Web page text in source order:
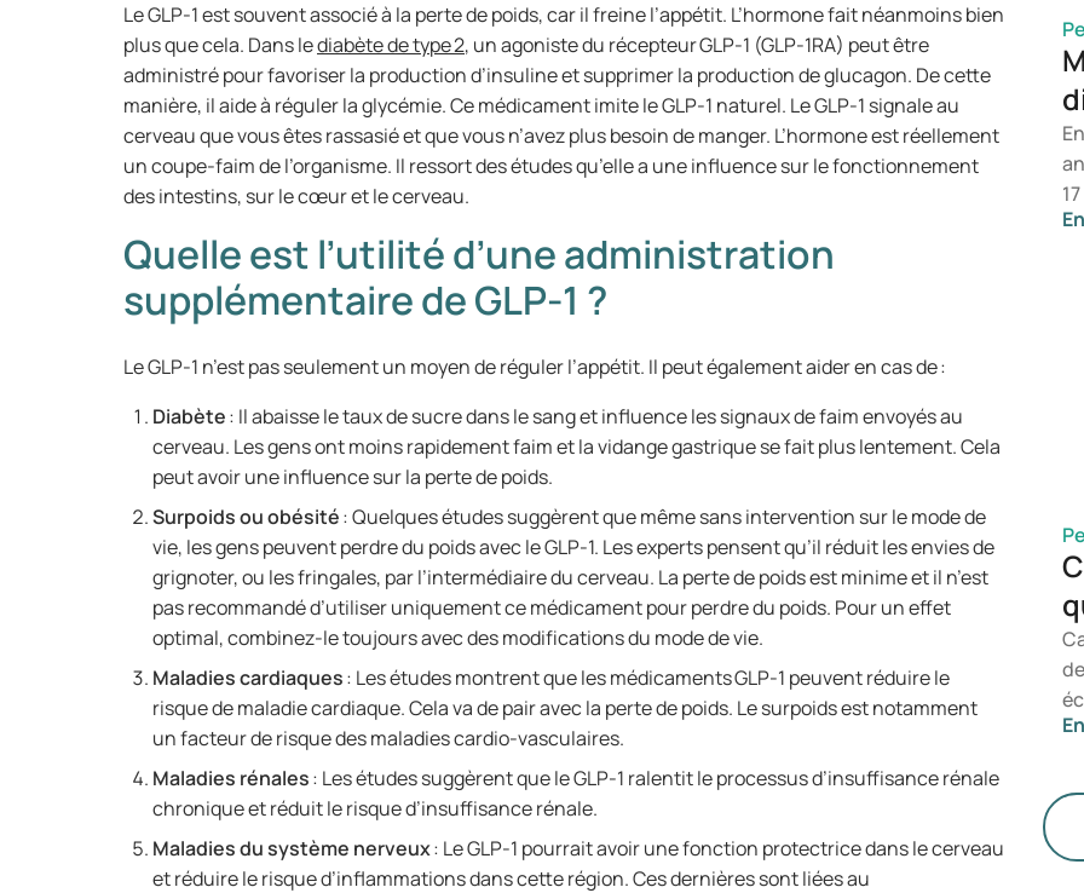
Le GLP-1 est souvent associé à la perte de poids, car il freine l’appétit. L’hormone fait néanmoins bien
plus que cela. Dans lediabète de type 2, un agoniste du récepteur GLP-1 (GLP-1RA) peut être
administré pour favoriser la production d’insuline et supprimer la production de glucagon. De cette
manière, il aide à réguler la glycémie. Ce médicament imite le GLP-1 naturel. Le GLP-1 signale au
cerveau que vous êtes rassasié et que vous n’avez plus besoin de manger. L’hormone est réellement
un coupe-faim de l’organisme. Il ressort des études qu’elle a une influence sur le fonctionnement
des intestins, sur le cœur et le cerveau.
Quelle est l’utilité d’une administration
supplémentaire de GLP-1 ?
Le GLP-1 n’est pas seulement un moyen de réguler l’appétit. Il peut également aider en cas de :
Diabète: Il abaisse le taux de sucre dans le sang et influence les signaux de faim envoyés au
cerveau. Les gens ont moins rapidement faim et la vidange gastrique se fait plus lentement. Cela
peut avoir une influence sur la perte de poids.
Surpoids ou obésité: Quelques études suggèrent que même sans intervention sur le mode de
vie, les gens peuvent perdre du poids avec le GLP-1. Les experts pensent qu’il réduit les envies de
grignoter, ou les fringales, par l’intermédiaire du cerveau. La perte de poids est minime et il n’est
pas recommandé d’utiliser uniquement ce médicament pour perdre du poids. Pour un effet
optimal, combinez-le toujours avec des modifications du mode de vie.
Maladies cardiaques: Les études montrent que les médicaments GLP-1 peuvent réduire le
risque de maladie cardiaque. Cela va de pair avec la perte de poids. Le surpoids est notamment
un facteur de risque des maladies cardio-vasculaires.
Maladies rénales: Les études suggèrent que le GLP-1 ralentit le processus d’insuffisance rénale
chronique et réduit le risque d’insuffisance rénale.
Maladies du système nerveux: Le GLP-1 pourrait avoir une fonction protectrice dans le cerveau
et réduire le risque d’inflammations dans cette région. Ces dernières sont liées au